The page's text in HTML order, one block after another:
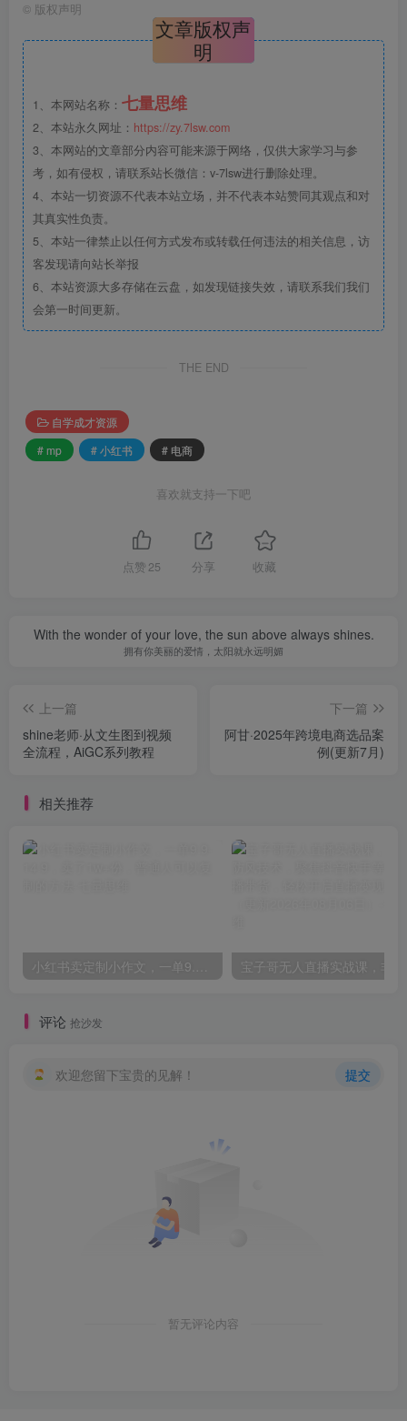
© 版权声明
文章版权声
明
1、本网站名称： 七量思维
2、本站永久网址： https://zy.7lsw.com
3、本网站的文章部分内容可能来源于网络，仅供大家学习与参
考，如有侵权，请联系站长微信：v-7lsw进行删除处理。
4、本站一切资源不代表本站立场，并不代表本站赞同其观点和对
其真实性负责。
5、本站一律禁止以任何方式发布或转载任何违法的相关信息，访
客发现请向站长举报
6、本站资源大多存储在云盘，如发现链接失效，请联系我们我们
会第一时间更新。
THE END
自学成才资源
# mp
# 小红书 # 电商
喜欢就支持一下吧
点赞 25 分享 收藏
With the wonder of your love, the sun above always shines.
拥有你美丽的爱情，太阳就永远明媚
上一篇
shine老师·从文生图到视频
全流程，AiGC系列教程
下一篇
阿甘·2025年跨境电商选品案
例(更新7月)
相关推荐
评论 抢沙发
欢迎您留下宝贵的见解！ 提交
暂无评论内容